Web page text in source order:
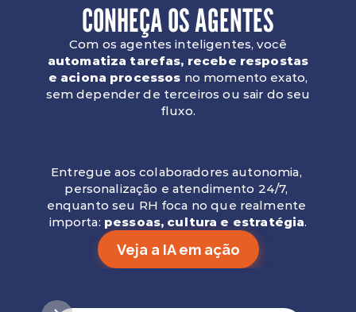
CONHEÇA OS AGENTES
Com os agentes inteligentes, você
automatiza tarefas, recebe respostas
e aciona processos no momento exato,
sem depender de terceiros ou sair do seu
fluxo.
Entregue aos colaboradores autonomia,
personalização e atendimento 24/7,
enquanto seu RH foca no que realmente
importa: pessoas, cultura e estratégia.
Veja a IA em ação